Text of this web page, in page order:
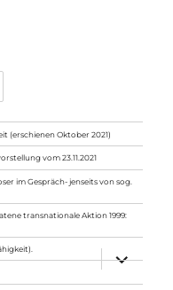
(erschienen Oktober 2021)
vom 23.11.2021
im Gespräch- jenseits von sog.
transnationale Aktion 1999:
anzeigen